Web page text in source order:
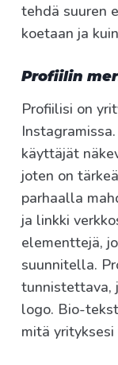
tehdä suuren
koetaan ja
Profiilin
Profiilisi on
käyttäjät
joten on
parhaalla
ja linkki
elementtejä,
suunnitella.
tunnistettava,
logo. Bio-
mitä